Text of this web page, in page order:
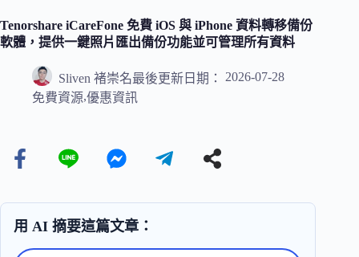
Tenorshare iCareFone 免費 iOS 與 iPhone 資料轉移備份
軟體，提供一鍵照片匯出備份功能並可管理所有資料
Sliven 褚崇名最後更新日期：
2026-07-28
免費資源,優惠資訊
用 AI 摘要這篇文章：